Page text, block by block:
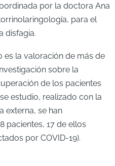
por la doctora Ana
para el
disfagia.
es la valoración de más de
sobre la
de los pacientes
estudio, realizado con la
externa, se han
pacientes, 17 de ellos
por COVID-19).